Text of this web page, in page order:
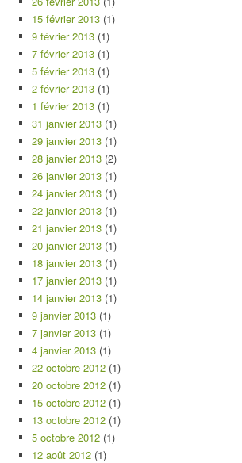
15 février 2013 (1)
9 février 2013 (1)
7 février 2013 (1)
5 février 2013 (1)
2 février 2013 (1)
1 février 2013 (1)
31 janvier 2013 (1)
29 janvier 2013 (1)
28 janvier 2013 (2)
26 janvier 2013 (1)
24 janvier 2013 (1)
22 janvier 2013 (1)
21 janvier 2013 (1)
20 janvier 2013 (1)
18 janvier 2013 (1)
17 janvier 2013 (1)
14 janvier 2013 (1)
9 janvier 2013 (1)
7 janvier 2013 (1)
4 janvier 2013 (1)
22 octobre 2012 (1)
20 octobre 2012 (1)
15 octobre 2012 (1)
13 octobre 2012 (1)
5 octobre 2012 (1)
12 août 2012 (1)